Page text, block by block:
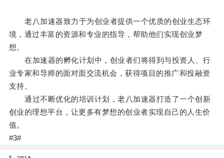
老八加速器致力于为创业者提供一个优质的创业生态环
境，通过丰富的资源和专业的指导，帮助他们实现创业梦
想。
在加速器的孵化计划中，创业者们将得到与投资人、行
业专家和导师的面对面交流机会，获得项目的推广和投融资
支持。
通过不断优化的培训计划，老八加速器打造了一个创新
创业的理想平台，让更多有梦想的创业者实现自己的人生价
值。
#3#